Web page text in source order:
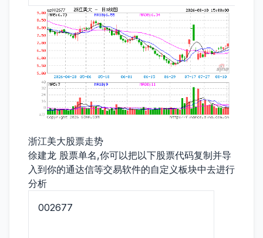
浙江美大股票走势
徐建龙 股票单名,你可以把以下股票代码复制并导
入到你的通达信等交易软件的自定义板块中去进行
分析